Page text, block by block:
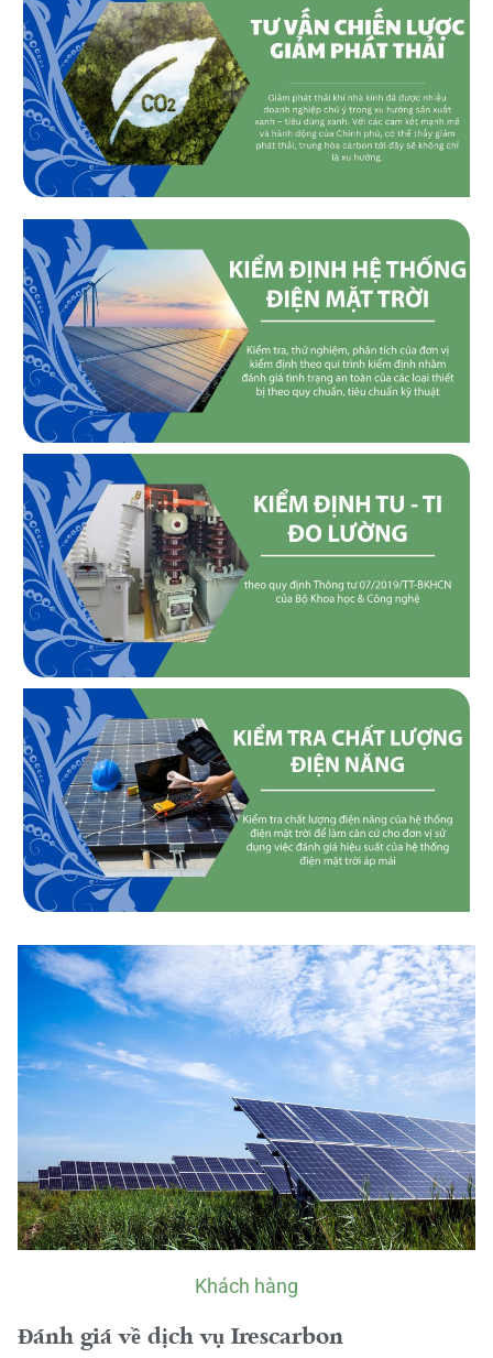
Khách hàng
Đánh giá về dịch vụ Irescarbon